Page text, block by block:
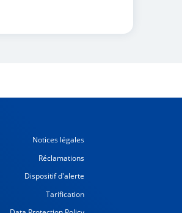
Notices légales
Réclamations
Dispositif d'alerte
Tarification